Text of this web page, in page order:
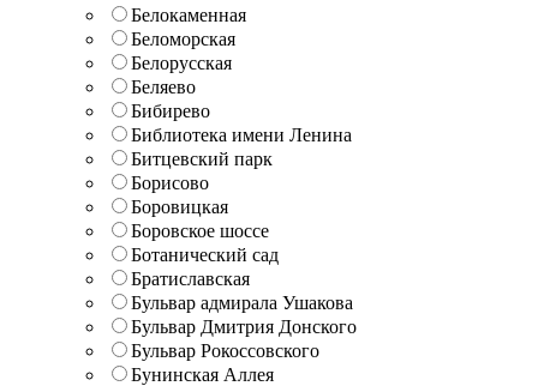
Белокаменная
Беломорская
Белорусская
Беляево
Бибирево
Библиотека имени Ленина
Битцевский парк
Борисово
Боровицкая
Боровское шоссе
Ботанический сад
Братиславская
Бульвар адмирала Ушакова
Бульвар Дмитрия Донского
Бульвар Рокоссовского
Бунинская Аллея